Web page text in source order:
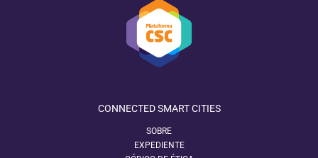
CONNECTED SMART CITIES
SOBRE
EXPEDIENTE